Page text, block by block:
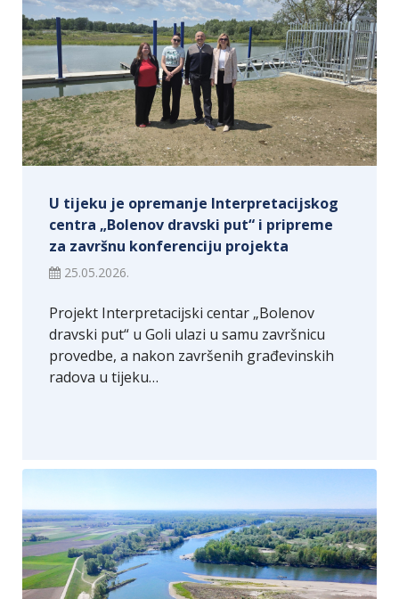
U tijeku je opremanje Interpretacijskog
centra „Bolenov dravski put“ i pripreme
za završnu konferenciju projekta
25.05.2026.
Projekt Interpretacijski centar „Bolenov
dravski put“ u Goli ulazi u samu završnicu
provedbe, a nakon završenih građevinskih
radova u tijeku…